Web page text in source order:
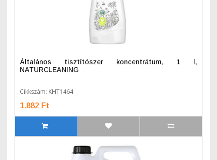
Általános tisztítószer koncentrátum, 1 l,
NATURCLEANING
Cikkszám: KHT1464
1.882 Ft